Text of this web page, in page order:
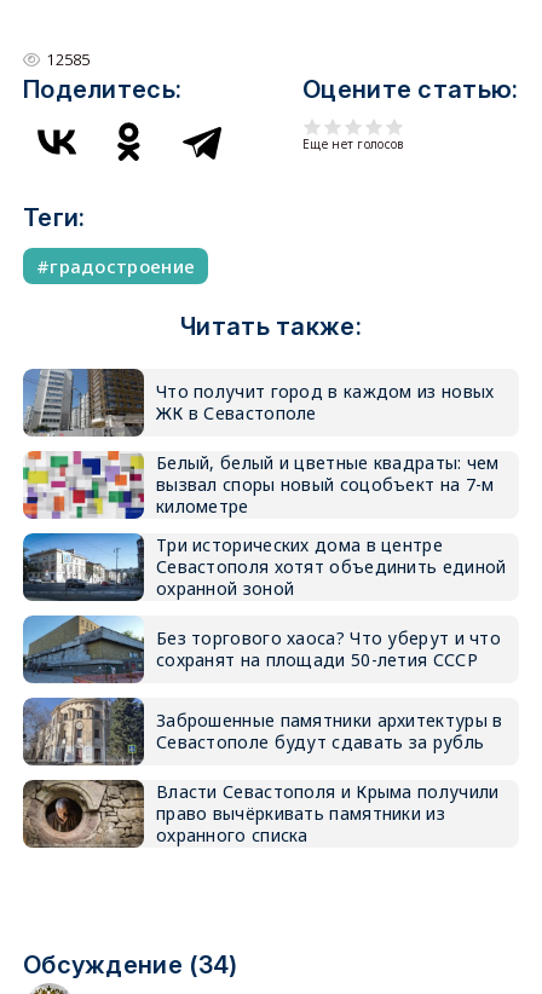
12585
Поделитесь: Оцените статью:
Еще нет голосов
Теги:
градостроение
Читать также:
Что получит город в каждом из новых
ЖК в Севастополе
Белый, белый и цветные квадраты: чем
вызвал споры новый соцобъект на 7-м
километре
Три исторических дома в центре
Севастополя хотят объединить единой
охранной зоной
Без торгового хаоса? Что уберут и что
сохранят на площади 50-летия СССР
Заброшенные памятники архитектуры в
Севастополе будут сдавать за рубль
Власти Севастополя и Крыма получили
право вычёркивать памятники из
охранного списка
Обсуждение (34)